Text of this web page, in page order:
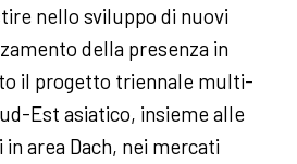
nello sviluppo di nuovi
della presenza in
il progetto triennale multi-
Est asiatico, insieme alle
area Dach, nei mercati